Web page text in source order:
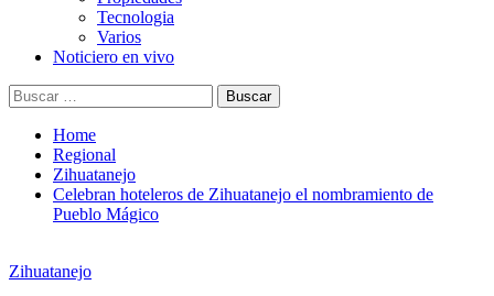
Tecnologia
Varios
Noticiero en vivo
Buscar:
Home
Regional
Zihuatanejo
Celebran hoteleros de Zihuatanejo el nombramiento de
Pueblo Mágico
Zihuatanejo